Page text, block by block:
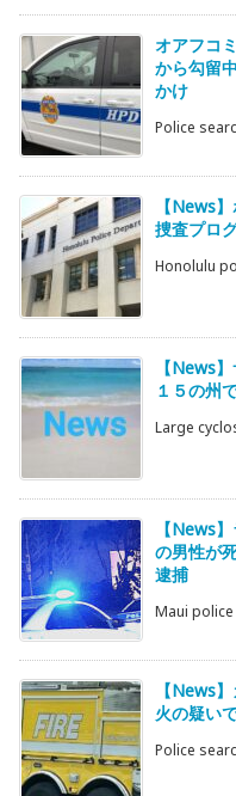
オアフコ
から勾留
かけ
Police
【News
捜査プロ
Honolulu
【News
１５の州
Large
【News
の男性が
逮捕
Maui
【News
火の疑い
Police